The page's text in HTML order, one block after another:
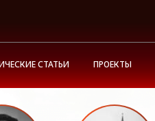
СТАТЬИ ПРОЕКТЫ